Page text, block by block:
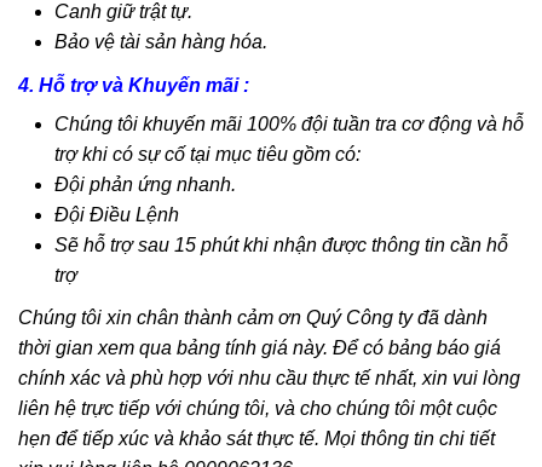
Canh giữ trật tự.
Bảo vệ tài sản hàng hóa.
4. Hỗ trợ và Khuyến mãi :
Chúng tôi khuyến mãi 100% đội tuần tra cơ động và hỗ
trợ khi có sự cố tại mục tiêu gồm có:
Đội phản ứng nhanh.
Đội Điều Lệnh
Sẽ hỗ trợ sau 15 phút khi nhận được thông tin cần hỗ
trợ
Chúng tôi xin chân thành cảm ơn Quý Công ty đã dành
thời gian xem qua bảng tính giá này. Để có bảng báo giá
chính xác và phù hợp với nhu cầu thực tế nhất, xin vui lòng
liên hệ trực tiếp với chúng tôi, và cho chúng tôi một cuộc
hẹn để tiếp xúc và khảo sát thực tế. Mọi thông tin chi tiết